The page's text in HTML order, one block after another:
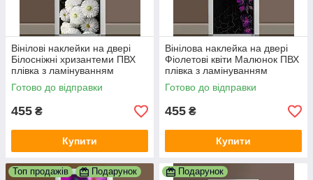
Вінілові наклейки на двері
Білосніжні хризантеми ПВХ
плівка з ламінуванням
600х1800 мм квіти Білий
Готово до відправки
455 ₴
Купити
Вінілова наклейка на двері
Фіолетові квіти Малюнок ПВХ
плівка з ламінуванням
600х1800 мм Квіти Чорний
Готово до відправки
455 ₴
Купити
Топ продажів Подарунок Подарунок